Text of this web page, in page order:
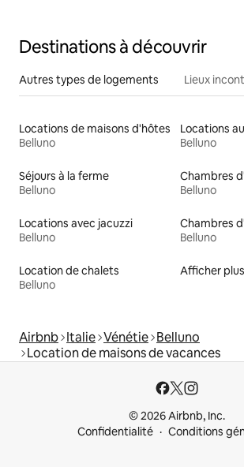
Destinations à découvrir
Autres types de logements Lieux
Locations de maisons d'hôtes
Belluno
Locations
Belluno
Séjours à la ferme
Belluno
Chambres
Belluno
Locations avec jacuzzi
Belluno
Chambres
Belluno
Location de chalets
Belluno
Afficher plus
Airbnb Italie Vénétie Belluno
Location de maisons de vacances
© 2026 Airbnb, Inc.
Confidentialité
Conditions